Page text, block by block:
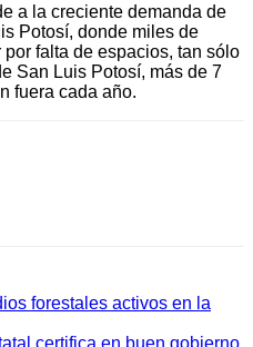
a la creciente demanda de
Potosí, donde miles de
falta de espacios, tan sólo
San Luis Potosí, más de 7
fuera cada año.
forestales activos en la
certifica en buen gobierno